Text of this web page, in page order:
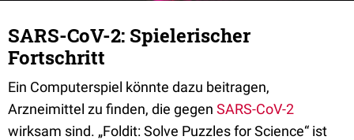
SARS-CoV-2: Spielerischer
Fortschritt
Ein Computerspiel könnte dazu beitragen,
Arzneimittel zu finden, die gegen SARS-CoV-2
wirksam sind. „Foldit: Solve Puzzles for Science“ ist